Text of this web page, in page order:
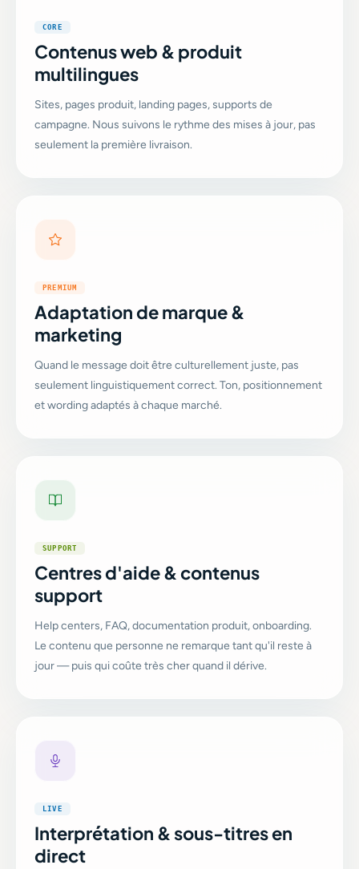
CORE
Contenus web & produit
multilingues
Sites, pages produit, landing pages, supports de
campagne. Nous suivons le rythme des mises à jour, pas
seulement la première livraison.
PREMIUM
Adaptation de marque &
marketing
Quand le message doit être culturellement juste, pas
seulement linguistiquement correct. Ton, positionnement
et wording adaptés à chaque marché.
SUPPORT
Centres d'aide & contenus
support
Help centers, FAQ, documentation produit, onboarding.
Le contenu que personne ne remarque tant qu'il reste à
jour — puis qui coûte très cher quand il dérive.
LIVE
Interprétation & sous-titres en
direct